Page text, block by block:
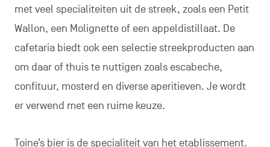
met veel specialiteiten uit de streek, zoals een Petit
Wallon, een Molignette of een appeldistillaat. De
cafetaria biedt ook een selectie streekproducten aan
om daar of thuis te nuttigen zoals escabeche,
confituur, mosterd en diverse aperitieven. Je wordt
er verwend met een ruime keuze.
Toine’s bier is de specialiteit van het etablissement.